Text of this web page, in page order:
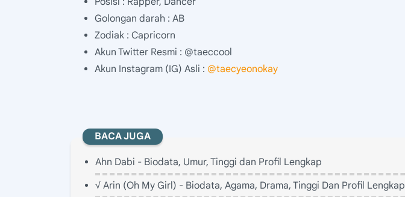
Golongan darah : AB
Zodiak : Capricorn
Akun Twitter Resmi : @taeccool
Akun Instagram (IG) Asli : @taecyeonokay
BACA JUGA
Ahn Dabi - Biodata, Umur, Tinggi dan Profil Lengkap
√ Arin (Oh My Girl) - Biodata, Agama, Drama, Tinggi Dan Profil Lengkap